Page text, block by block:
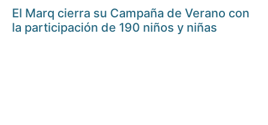
El Marq cierra su Campaña de Verano con
la participación de 190 niños y niñas